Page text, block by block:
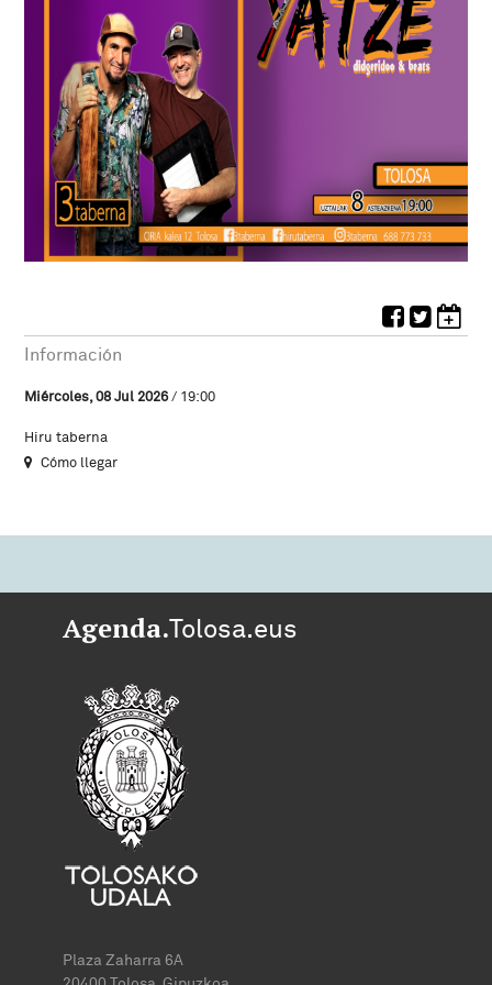
Información
Miércoles, 08 Jul 2026/ 19:00
Hiru taberna
Cómo llegar
Agenda.Tolosa.eus
Plaza Zaharra 6A